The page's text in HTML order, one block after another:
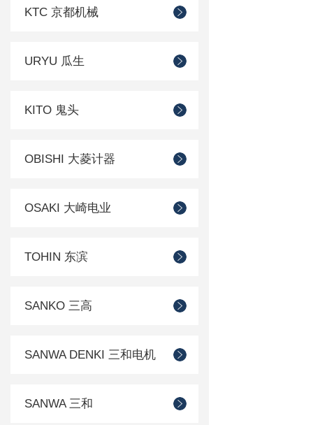
KTC 京都机械
URYU 瓜生
KITO 鬼头
OBISHI 大菱计器
OSAKI 大崎电业
TOHIN 东滨
SANKO 三高
SANWA DENKI 三和电机
SANWA 三和